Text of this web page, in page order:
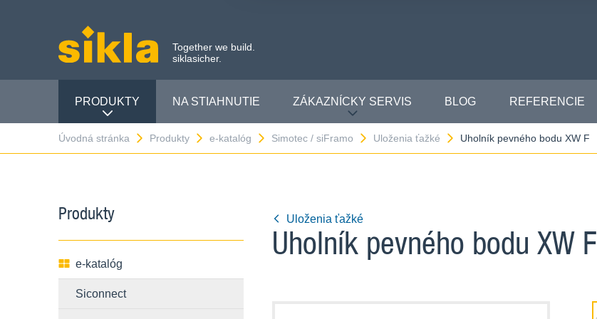
Together we build.
siklasicher.
PRODUKTY NA STIAHNUTIE ZÁKAZNÍCKY SERVIS BLOG REFERENCIE
Úvodná stránka Produkty e-katalóg Simotec / siFramo Uloženia ťažké Uholník pevného bodu XW F
Produkty
e-katalóg
Siconnect
Uloženia ťažké
Uholník pevného bodu XW F